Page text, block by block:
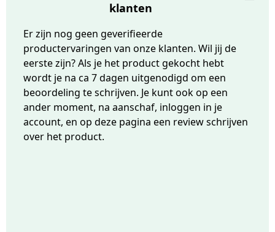
klanten
Er zijn nog geen geverifieerde
productervaringen van onze klanten. Wil jij de
eerste zijn? Als je het product gekocht hebt
wordt je na ca 7 dagen uitgenodigd om een
beoordeling te schrijven. Je kunt ook op een
ander moment, na aanschaf, inloggen in je
account, en op deze pagina een review schrijven
over het product.